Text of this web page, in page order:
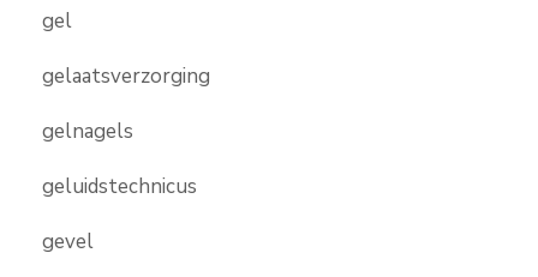
gel
gelaatsverzorging
gelnagels
geluidstechnicus
gevel